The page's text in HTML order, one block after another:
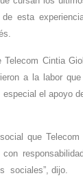
esta
Telecom Cintia
a la labor
el apoyo
que
sociales”, dijo.